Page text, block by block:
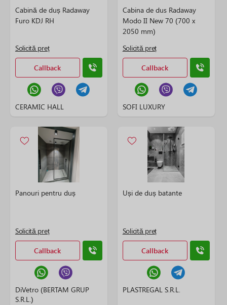
Cabină de duș Radaway
Furo KDJ RH
Solicită preț
Callback
CERAMIC HALL
Cabina de dus Radaway
Modo II New 70 (700 x
2050 mm)
Solicită preț
Callback
SOFI LUXURY
Panouri pentru duș
Solicită preț
Callback
DiVetro (BERTAM GRUP
S.R.L.)
Uși de duș batante
Solicită preț
Callback
PLASTREGAL S.R.L.